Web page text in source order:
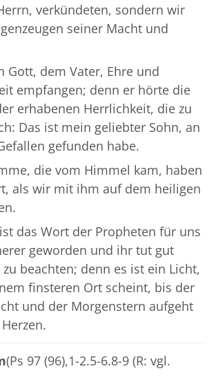
verkündeten, sondern wir
seiner Macht und
Gott, dem Vater, Ehre und
empfangen; denn er hörte die
erhabenen Herrlichkeit, die zu
Das ist mein geliebter Sohn, an
gefunden habe.
die vom Himmel kam, haben
als wir mit ihm auf dem heiligen
das Wort der Propheten für uns
geworden und ihr tut gut
zu beachten; denn es ist ein Licht,
finsteren Ort scheint, bis der
und der Morgenstern aufgeht
(Ps 97 (96),1-2.5-6.8-9 (R: vgl.